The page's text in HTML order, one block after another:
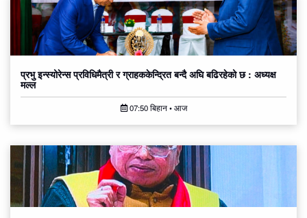
प्रभु इन्स्योरेन्स प्रविधिमैत्री र ग्राहककेन्द्रित बन्दै अघि बढिरहेको छ : अध्यक्ष
मल्ल
07:50 बिहान • आज